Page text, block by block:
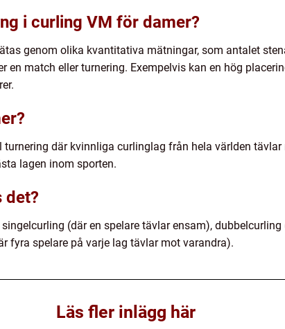
i curling VM för damer?
genom olika kvantitativa mätningar, som antalet
en match eller turnering. Exempelvis kan en hög
där kvinnliga curlinglag från hela världen
lagen inom sporten.
det?
(där en spelare tävlar ensam),
fyra spelare på varje lag tävlar mot varandra).
Läs fler inlägg här